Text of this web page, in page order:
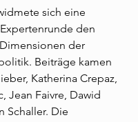
sich eine
den
der
Beiträge kamen
Katherina Crepaz,
Jean Faivre, Dawid
Schaller. Die